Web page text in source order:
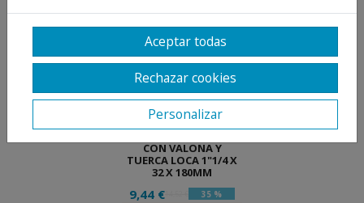
CON VALONA Y
TUERCA LOCA 1"1/4 X
32 X 180MM
9,44 € 35 %
Aceptar todas
Rechazar cookies
Personalizar